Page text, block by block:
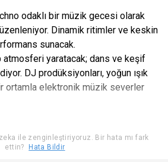
odaklı bir müzik gecesi olarak
Dinamik ritimler ve keskin
sunacak.
yaratacak; dans ve keşif
DJ prodüksiyonları, yoğun ışık
ortamla elektronik müzik severler
ile zenginleştiriyoruz. Bir hata mı fark
ettin?
Hata Bildir